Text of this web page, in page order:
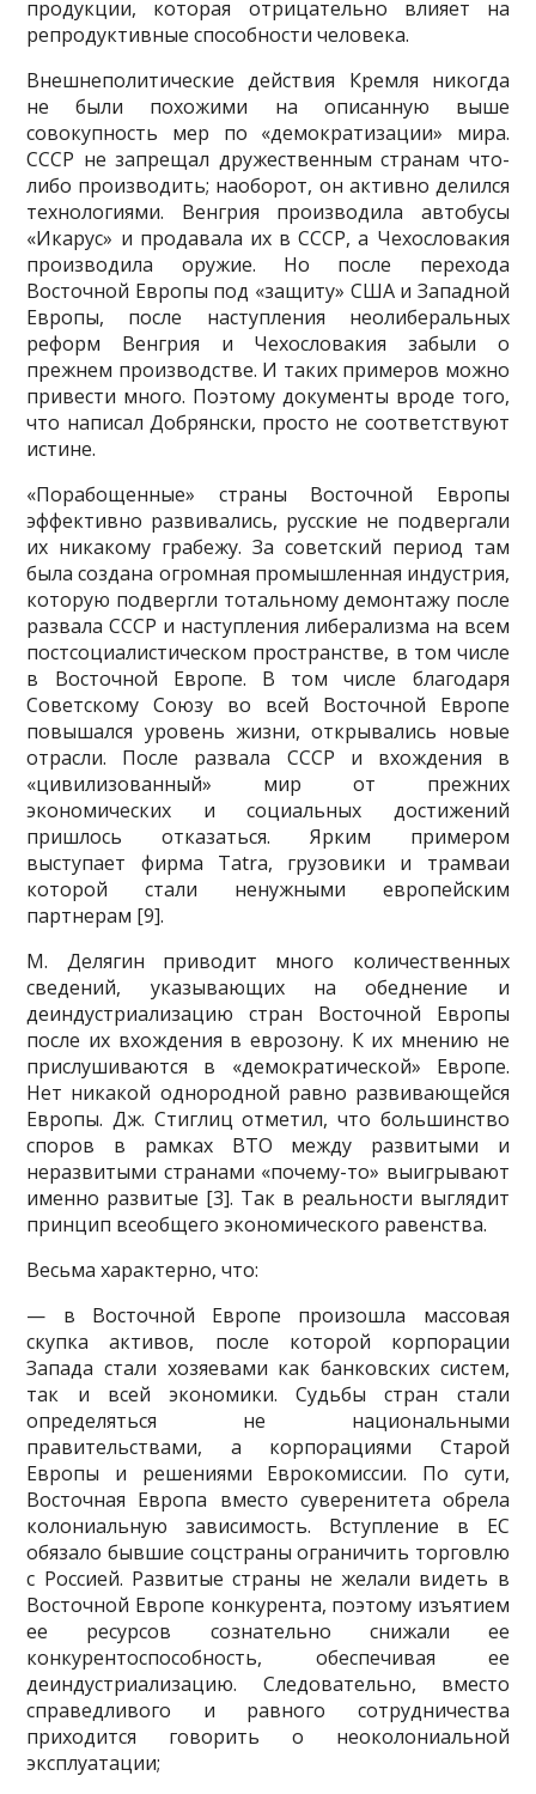
продукции, которая отрицательно влияет на
репродуктивные способности человека.
Внешнеполитические действия Кремля никогда
не были похожими на описанную выше
совокупность мер по «демократизации» мира.
СССР не запрещал дружественным странам что-
либо производить; наоборот, он активно делился
технологиями. Венгрия производила автобусы
«Ика­рус» и продавала их в СССР, а Чехословакия
производила оружие. Но по­сле перехода
Восточной Европы под «защиту» США и Западной
Европы, после наступления неолиберальных
реформ Венгрия и Чехословакия забыли о
прежнем производстве. И таких примеров можно
привести много. Поэтому документы вроде того,
что написал Добрянски, просто не соответствуют
истине.
«Порабощенные» страны Восточной Европы
эффективно развива­лись, русские не подвергали
их никакому грабежу. За советский период там
была создана огромная промышленная индустрия,
которую под­вергли тотальному демонтажу после
развала СССР и наступления ли­берализма на всем
постсоциалистическом пространстве, в том числе
в Восточной Европе. В том числе благодаря
Советскому Союзу во всей Восточной Европе
повышался уровень жизни, открывались новые
отра­сли. После развала СССР и вхождения в
«цивилизованный» мир от преж­них
экономических и социальных достижений
пришлось отказаться. Ярким примером
выступает фирма Tatra, грузовики и трамваи
которой стали ненужными европейским
партнерам [9].
М. Делягин приводит много количественных
сведений, указывающих на обеднение и
деиндустриализацию стран Восточной Европы
после их вхождения в еврозону. К их мнению не
прислушиваются в «демократи­ческой» Европе.
Нет никакой однородной равно развивающейся
Евро­пы. Дж. Стиглиц отметил, что большинство
споров в рамках ВТО между развитыми и
неразвитыми странами «почему-то» выигрывают
именно развитые [3]. Так в реальности выглядит
принцип всеобщего экономи­ческого равенства.
Весьма характерно, что:
— в Восточной Европе произошла массовая
скупка активов, после которой корпорации
Запада стали хозяевами как банковских систем,
так и всей экономики. Судьбы стран стали
определяться не националь­ными
правительствами, а корпорациями Старой
Европы и решениями Еврокомиссии. По сути,
Восточная Европа вместо суверенитета обрела
колониальную зависимость. Вступление в ЕС
обязало бывшие соцстра­ны ограничить торговлю
с Россией. Развитые страны не желали видеть в
Восточной Европе конкурента, поэтому изъятием
ее ресурсов созна­тельно снижали ее
конкурентоспособность, обеспечивая ее
деиндустри­ализацию. Следовательно, вместо
справедливого и равного сотрудниче­ства
приходится говорить о неоколониальной
эксплуатации;